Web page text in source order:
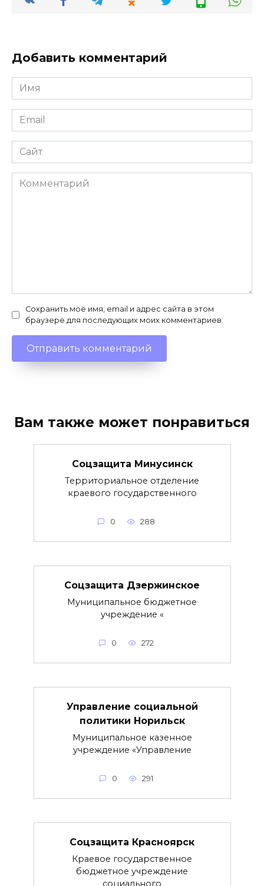
Добавить комментарий
Имя
*
Email
*
Сайт
Комментарий
Сохранить моё имя, email и адрес сайта в этом
браузере для последующих моих комментариев.
Вам также может понравиться
Соцзащита Минусинск
Территориальное отделение
краевого государственного
0 288
Соцзащита Дзержинское
Муниципальное бюджетное
учреждение «
0 272
Управление социальной
политики Норильск
Муниципальное казенное
учреждение «Управление
0 291
Соцзащита Красноярск
Краевое государственное
бюджетное учреждение
социального